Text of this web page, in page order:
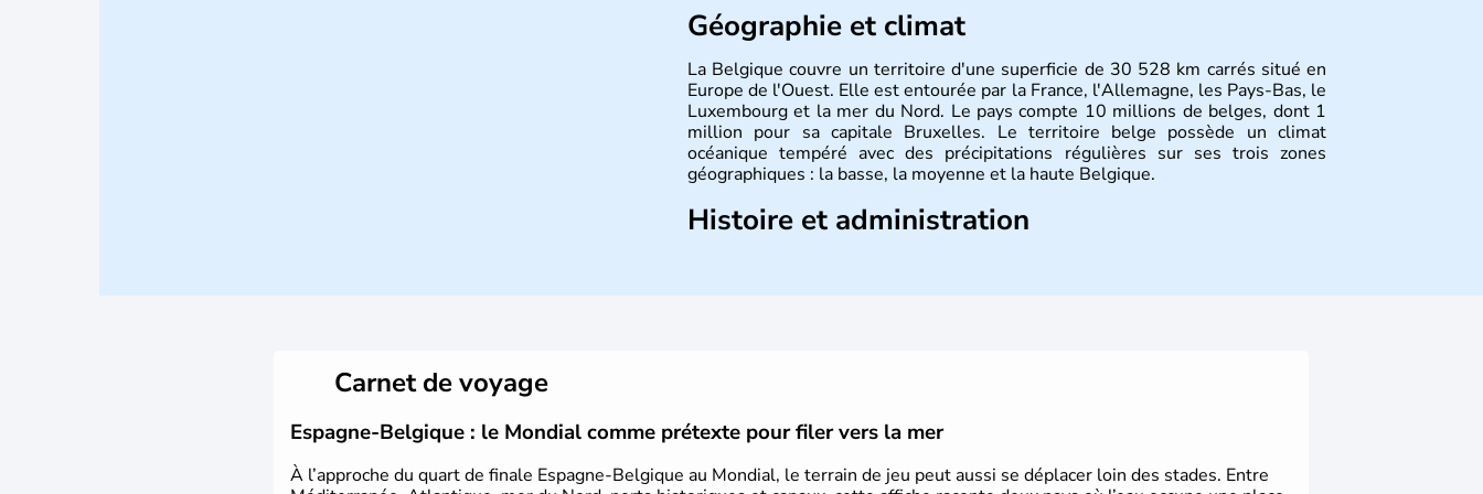
Géographie et climat
La Belgique couvre un territoire d'une superficie de 30 528 km carrés situé en
Europe de l'Ouest. Elle est entourée par la France, l'Allemagne, les Pays-Bas, le
Luxembourg et la mer du Nord. Le pays compte 10 millions de belges, dont 1
million pour sa capitale Bruxelles. Le territoire belge possède un climat
océanique tempéré avec des précipitations régulières sur ses trois zones
géographiques : la basse, la moyenne et la haute Belgique.
Histoire et administration
Carnet de voyage
Espagne-Belgique : le Mondial comme prétexte pour filer vers la mer
À l’approche du quart de finale Espagne-Belgique au Mondial, le terrain de jeu peut aussi se déplacer loin des stades. Entre